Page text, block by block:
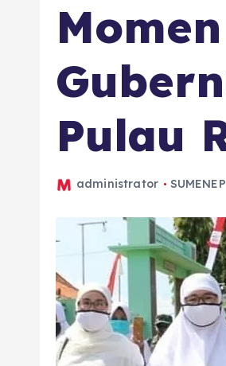
Pulau
administrator